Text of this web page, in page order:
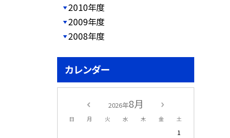
2010年度
2009年度
2008年度
カレンダー
2026年8月
日 月 火 水 木 金 土
1